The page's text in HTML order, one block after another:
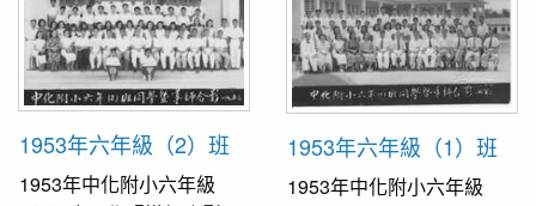
1953年六年級（2）班
1953年中化附小六年級
1953年六年級（1）班
1953年中化附小六年級